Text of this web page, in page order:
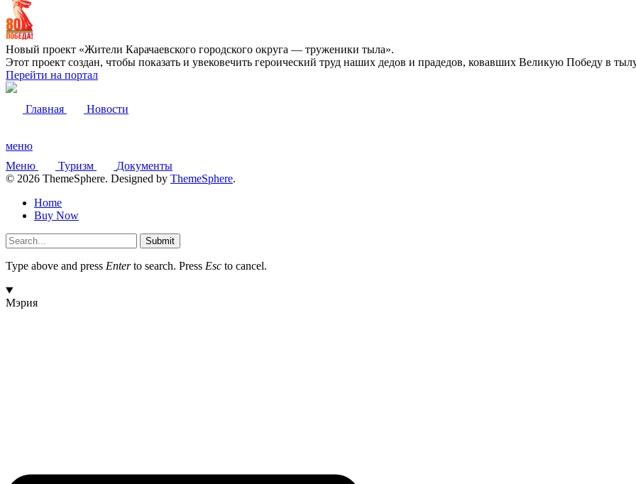
Новый проект «Жители Карачаевского городского округа — труженики тыла».
Этот проект создан, чтобы показать и увековечить героический труд наших дедов и прадедов, ковавших Великую Победу в
Перейти на портал
Главная Новости
меню
Меню
Туризм
Документы
© 2026 ThemeSphere. Designed by ThemeSphere.
Home
Buy Now
Submit
Type above and press Enterto search. Press Esc to cancel.
Мэрия